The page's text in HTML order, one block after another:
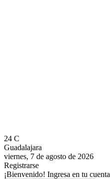
24 C
Guadalajara
viernes, 7 de agosto de 2026
Registrarse
¡Bienvenido! Ingresa en tu cuenta